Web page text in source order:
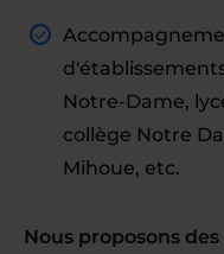
Notre-Dame,
collège Notre
Mihoue, etc.
Nous proposons